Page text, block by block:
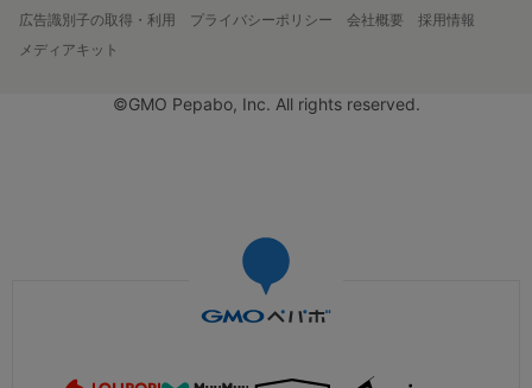
広告識別子の取得・利用
プライバシーポリシー 会社概要
採用情報
メディアキット
©GMO Pepabo, Inc. All rights reserved.